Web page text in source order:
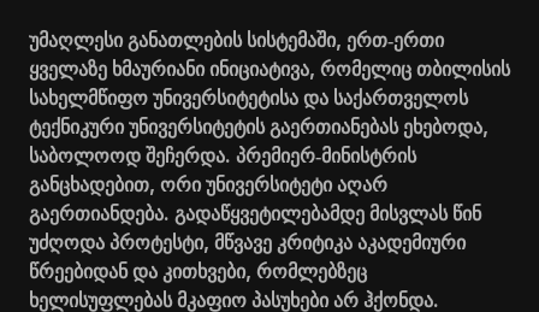
უმაღლესი განათლების სისტემაში, ერთ‑ერთი
ყველაზე ხმაურიანი ინიციატივა, რომელიც თბილისის
სახელმწიფო უნივერსიტეტისა და საქართველოს
ტექნიკური უნივერსიტეტის გაერთიანებას ეხებოდა,
საბოლოოდ შეჩერდა. პრემიერ‑მინისტრის
განცხადებით, ორი უნივერსიტეტი აღარ
გაერთიანდება. გადაწყვეტილებამდე მისვლას წინ
უძღოდა პროტესტი, მწვავე კრიტიკა აკადემიური
წრეებიდან და კითხვები, რომლებზეც
ხელისუფლებას მკაფიო პასუხები არ ჰქონდა.